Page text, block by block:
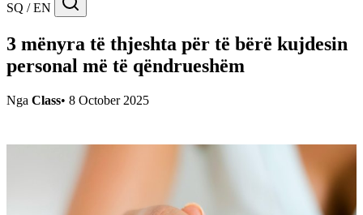
SQ / EN
3 mënyra të thjeshta për të bërë kujdesin
personal më të qëndrueshëm
Nga Class• 8 October 2025